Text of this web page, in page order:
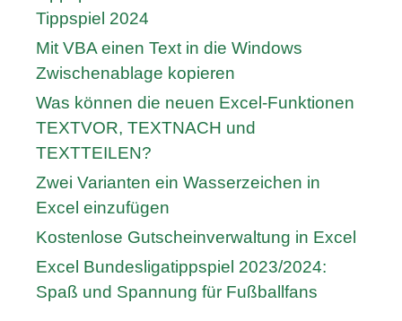
Tippspiel 2024
Mit VBA einen Text in die Windows
Zwischenablage kopieren
Was können die neuen Excel-Funktionen
TEXTVOR, TEXTNACH und
TEXTTEILEN?
Zwei Varianten ein Wasserzeichen in
Excel einzufügen
Kostenlose Gutscheinverwaltung in Excel
Excel Bundesligatippspiel 2023/2024:
Spaß und Spannung für Fußballfans